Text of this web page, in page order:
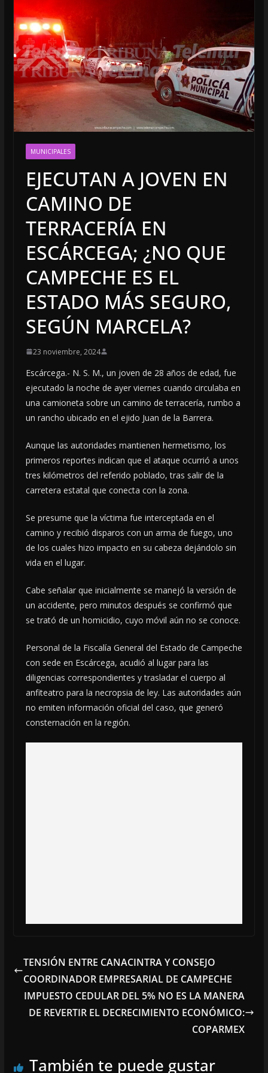
MUNICIPALES
EJECUTAN A JOVEN EN
CAMINO DE
TERRACERÍA EN
ESCÁRCEGA; ¿NO QUE
CAMPECHE ES EL
ESTADO MÁS SEGURO,
SEGÚN MARCELA?
23 noviembre, 2024
Escárcega.- N. S. M., un joven de 28 años de edad, fue
ejecutado la noche de ayer viernes cuando circulaba en
una camioneta sobre un camino de terracería, rumbo a
un rancho ubicado en el ejido Juan de la Barrera.
Aunque las autoridades mantienen hermetismo, los
primeros reportes indican que el ataque ocurrió a unos
tres kilómetros del referido poblado, tras salir de la
carretera estatal que conecta con la zona.
Se presume que la víctima fue interceptada en el
camino y recibió disparos con un arma de fuego, uno
de los cuales hizo impacto en su cabeza dejándolo sin
vida en el lugar.
Cabe señalar que inicialmente se manejó la versión de
un accidente, pero minutos después se confirmó que
se trató de un homicidio, cuyo móvil aún no se conoce.
Personal de la Fiscalía General del Estado de Campeche
con sede en Escárcega, acudió al lugar para las
diligencias correspondientes y trasladar el cuerpo al
anfiteatro para la necropsia de ley. Las autoridades aún
no emiten información oficial del caso, que generó
consternación en la región.
TENSIÓN ENTRE CANACINTRA Y CONSEJO
COORDINADOR EMPRESARIAL DE CAMPECHE
IMPUESTO CEDULAR DEL 5% NO ES LA MANERA
DE REVERTIR EL DECRECIMIENTO ECONÓMICO:
COPARMEX
También te puede gustar